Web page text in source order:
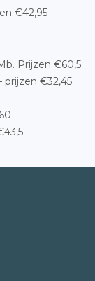
€42,95
Prijzen €60,5
prijzen €32,45